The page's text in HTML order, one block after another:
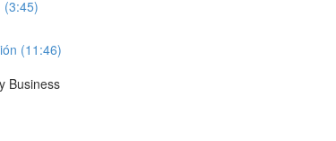
(3:45)
(11:46)
Business